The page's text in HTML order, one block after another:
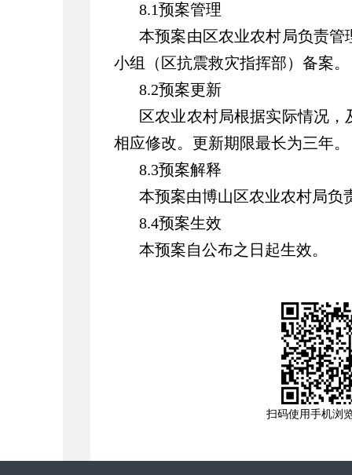
8.1预案管理
本预案由区农业农村局负责
小组（区抗震救灾指挥部）备案。
8.2预案更新
区农业农村局根据实际情况
相应修改。更新期限最长为三年。
8.3预案解释
本预案由博山区农业农村局负
8.4预案生效
本预案自公布之日起生效。
扫码使用手机浏